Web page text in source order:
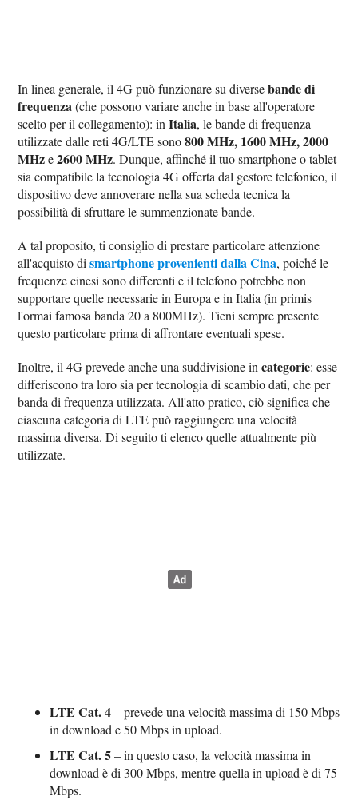
In linea generale, il 4G può funzionare su diversebande di
frequenza(che possono variare anche in base all'operatore
scelto per il collegamento): inItalia, le bande di frequenza
utilizzate dalle reti 4G/LTE sono800 MHz, 1600 MHz, 2000
MHze2600 MHz. Dunque, affinché il tuo smartphone o tablet
sia compatibile la tecnologia 4G offerta dal gestore telefonico, il
dispositivo deve annoverare nella sua scheda tecnica la
possibilità di sfruttare le summenzionate bande.
A tal proposito, ti consiglio di prestare particolare attenzione
all'acquisto dismartphone provenienti dalla Cina, poiché le
frequenze cinesi sono differenti e il telefono potrebbe non
supportare quelle necessarie in Europa e in Italia (in primis
l'ormai famosa banda 20 a 800MHz). Tieni sempre presente
questo particolare prima di affrontare eventuali spese.
Inoltre, il 4G prevede anche una suddivisione incategorie: esse
differiscono tra loro sia per tecnologia di scambio dati, che per
banda di frequenza utilizzata. All'atto pratico, ciò significa che
ciascuna categoria di LTE può raggiungere una velocità
massima diversa. Di seguito ti elenco quelle attualmente più
utilizzate.
LTE Cat. 4– prevede una velocità massima di 150 Mbps
in download e 50 Mbps in upload.
LTE Cat. 5– in questo caso, la velocità massima in
download è di 300 Mbps, mentre quella in upload è di 75
Mbps.